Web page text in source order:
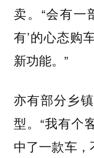
卖。“会有一
有’的心态购
新功能。”
亦有部分乡
型。“我有个
中了一款车